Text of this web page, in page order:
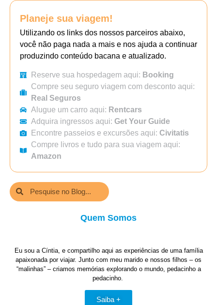
Planeje sua viagem!
Utilizando os links dos nossos parceiros abaixo,
você não paga nada a mais e nos ajuda a continuar
produzindo conteúdo bacana e atualizado.
Reserve sua hospedagem aqui: Booking
Compre seu seguro viagem com desconto aqui:
Real Seguros
Alugue um carro aqui: Rentcars
Adquira ingressos aqui: Get Your Guide
Encontre passeios e excursões aqui: Civitatis
Compre livros e tudo para sua viagem aqui:
Amazon
Quem Somos
Eu sou a Cíntia, e compartilho aqui as experiências de uma família
apaixonada por viajar. Junto com meu marido e nossos filhos – os
“malinhas” – criamos memórias explorando o mundo, pedacinho a
pedacinho.
Saiba +